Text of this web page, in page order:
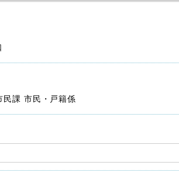
民課 市民・戸籍係